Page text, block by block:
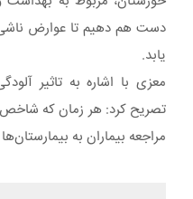
دست هم دهیم تا عوارض
یابد.
معزی با اشاره به تاثیر
تصریح کرد: هر زمان که شاخص
مراجعه بیماران به